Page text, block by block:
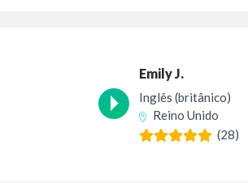
Emily J.
Inglês (britânico)
Reino Unido
(28)